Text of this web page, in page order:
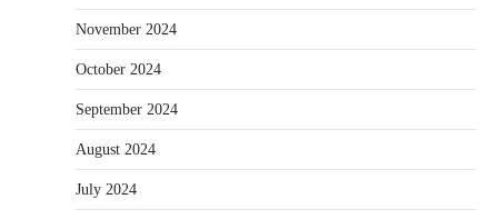
November 2024
October 2024
September 2024
August 2024
July 2024